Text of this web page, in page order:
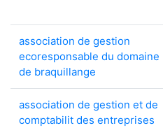
association de gestion
ecoresponsable du domaine
de braquillange
association de gestion et de
comptabilit des entreprises